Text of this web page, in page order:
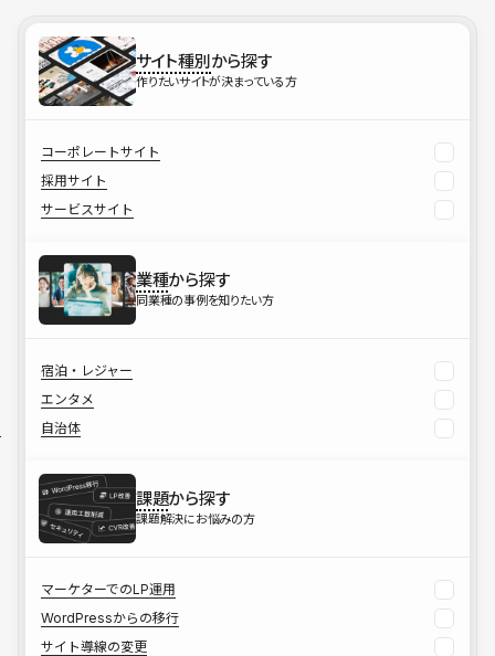
サイト種別から探す
作りたいサイトが決まっている方
コーポレートサイト
採用サイト
サービスサイト
業種から探す
同業種の事例を知りたい方
宿泊・レジャー
エンタメ
自治体
課題から探す
課題解決にお悩みの方
マーケターでのLP運用
WordPressからの移行
サイト導線の変更